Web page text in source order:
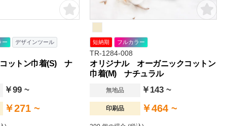
ー デザインツール
ットン巾着(S) ナ
￥99 ~
￥271 ~
短納期 フルカラー
TR-1284-008
オリジナル オーガニックコットン
巾着(M) ナチュラル
無地品 ￥143 ~
印刷品 ￥464 ~